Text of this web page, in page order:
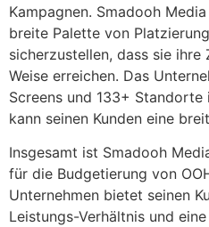
Kampagnen. Smadooh
breite Palette von
sicherzustellen, dass sie
Weise erreichen. Das
Screens und 133+
kann seinen Kunden eine
Insgesamt ist Smadooh
für die Budgetierung von
Unternehmen bietet seinen
Leistungs-Verhältnis und